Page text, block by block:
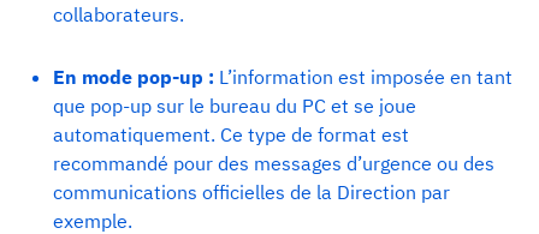
collaborateurs.
En mode pop-up : L’information est imposée en tant
que pop-up sur le bureau du PC et se joue
automatiquement. Ce type de format est
recommandé pour des messages d’urgence ou des
communications officielles de la Direction par
exemple.